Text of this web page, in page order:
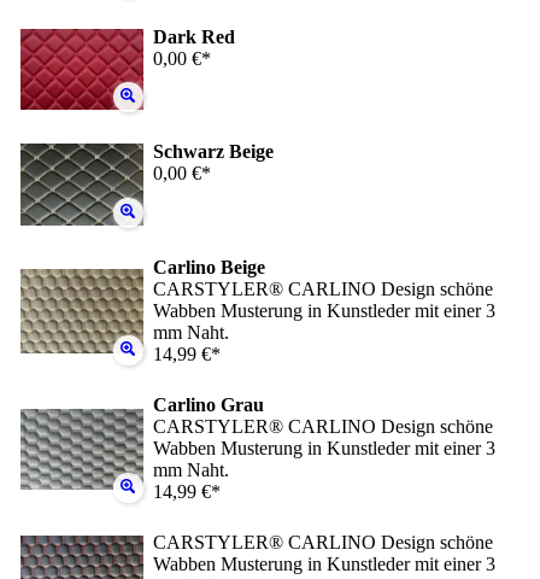
Dark Red
0,00 €*
Schwarz Beige
0,00 €*
Carlino Beige
CARSTYLER® CARLINO Design schöne
Wabben Musterung in Kunstleder mit einer 3
mm Naht.
14,99 €*
Carlino Grau
CARSTYLER® CARLINO Design schöne
Wabben Musterung in Kunstleder mit einer 3
mm Naht.
14,99 €*
CARSTYLER® CARLINO Design schöne
Wabben Musterung in Kunstleder mit einer 3